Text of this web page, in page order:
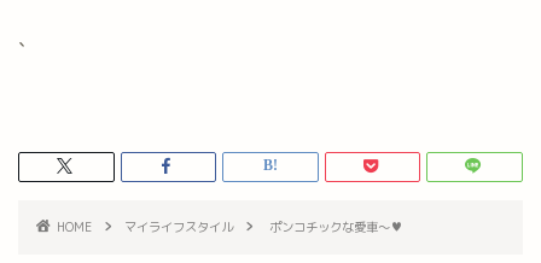
、
HOME マイライフスタイル ポンコチックな愛車～♥